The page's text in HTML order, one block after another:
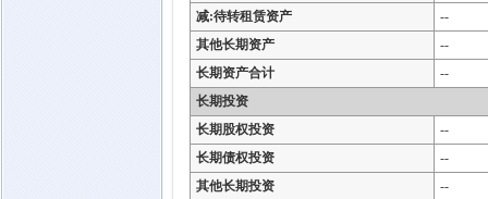
减:待转租赁资产
--
其他长期资产
--
长期资产合计
--
长期投资
长期股权投资
--
长期债权投资
--
其他长期投资
--